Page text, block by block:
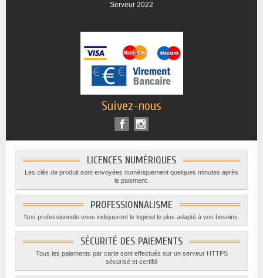
Serveur 2022
Suivez-nous
LICENCES NUMÉRIQUES
Les clés de produit sont envoyées numériquement quelques minutes après
le paiement.
PROFESSIONNALISME
Nos professionnels vous indiqueront le logiciel le plus adapté à vos besoins.
SÉCURITÉ DES PAIEMENTS
Tous les paiements par carte sont effectués sur un serveur HTTPS
sécurisé et certifié